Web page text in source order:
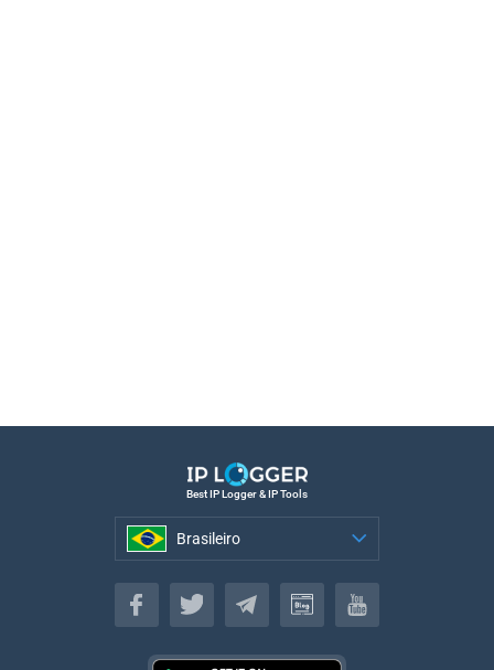
Best IP Logger & IP Tools
Brasileiro
Brasileiro